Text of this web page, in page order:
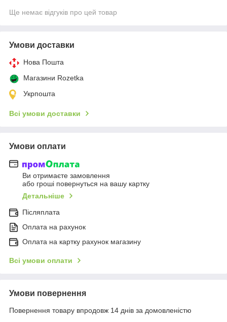
Ще немає відгуків про цей товар
Умови доставки
Нова Пошта
Магазини Rozetka
Укрпошта
Всі умови доставки
Умови оплати
Ви отримаєте замовлення
або гроші повернуться на вашу картку
Детальніше
Післяплата
Оплата на рахунок
Оплата на картку рахунок магазину
Всі умови оплати
Умови повернення
Повернення товару впродовж 14 днів за домовленістю